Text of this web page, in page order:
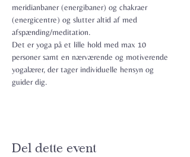
meridianbaner (energibaner) og chakraer
(energicentre) og slutter altid af med
afspænding/meditation.
Det er yoga på et lille hold med max 10
personer samt en nærværende og motiverende
yogalærer, der tager individuelle hensyn og
guider dig.
Del dette event